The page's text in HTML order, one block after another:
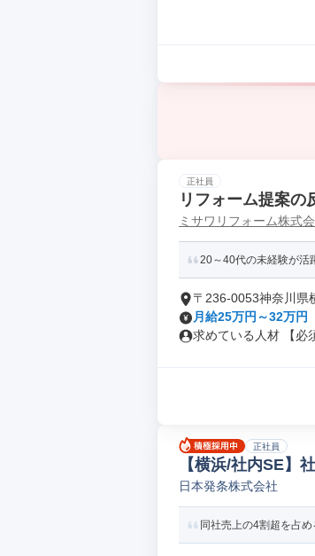
正社員
リフォーム提案の
ミサワリフォーム株式
20～40代の未経験が活
〒236-0053神奈川県
月給25万円～32万円
求めている人材 【必
正社員
【横浜/社内SE】
ステムエンジニア
日本発条株式会社
同社売上の4割超を占